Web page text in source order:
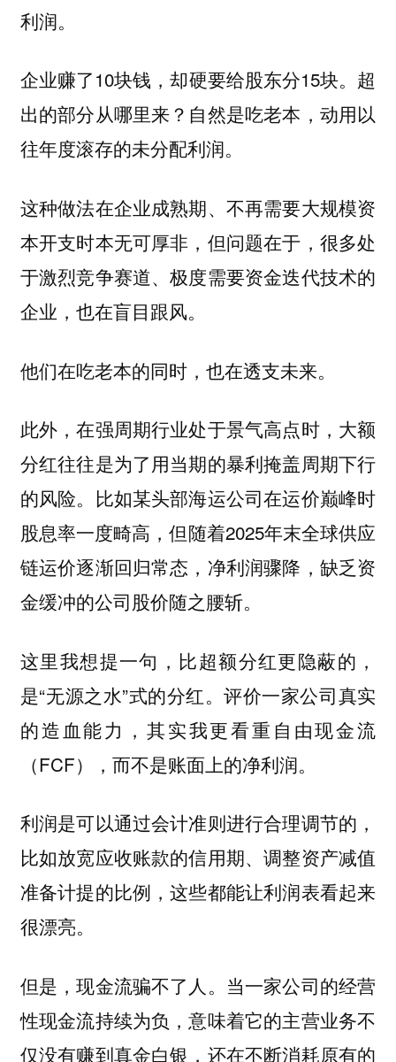
利润。
企业赚了10块钱，却硬要给股东分15块。超
出的部分从哪里来？自然是吃老本，动用以
往年度滚存的未分配利润。
这种做法在企业成熟期、不再需要大规模资
本开支时本无可厚非，但问题在于，很多处
于激烈竞争赛道、极度需要资金迭代技术的
企业，也在盲目跟风。
他们在吃老本的同时，也在透支未来。
此外，在强周期行业处于景气高点时，大额
分红往往是为了用当期的暴利掩盖周期下行
的风险。比如某头部海运公司在运价巅峰时
股息率一度畸高，但随着2025年末全球供应
链运价逐渐回归常态，净利润骤降，缺乏资
金缓冲的公司股价随之腰斩。
这里我想提一句，比超额分红更隐蔽的，
是“无源之水”式的分红。评价一家公司真实
的造血能力，其实我更看重自由现金流
（FCF），而不是账面上的净利润。
利润是可以通过会计准则进行合理调节的，
比如放宽应收账款的信用期、调整资产减值
准备计提的比例，这些都能让利润表看起来
很漂亮。
但是，现金流骗不了人。当一家公司的经营
性现金流持续为负，意味着它的主营业务不
仅没有赚到真金白银，还在不断消耗原有的